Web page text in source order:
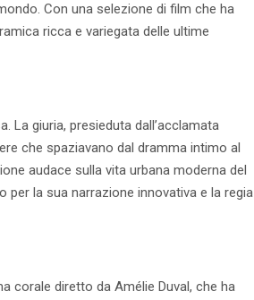
Con una selezione di film che ha
ricca e variegata delle ultime
La giuria, presieduta dall’acclamata
che spaziavano dal dramma intimo al
audace sulla vita urbana moderna del
la sua narrazione innovativa e la regia
corale diretto da Amélie Duval, che ha